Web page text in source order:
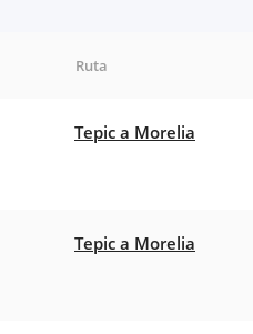
Ruta
Tepic a Morelia
Tepic a Morelia